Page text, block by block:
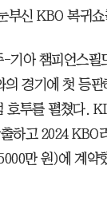
부신 KBO 복귀쇼
기아 챔피언스필
의 경기에 첫 등
호투를 펼쳤다.
하고 2024 KBO
만 원)에 계약